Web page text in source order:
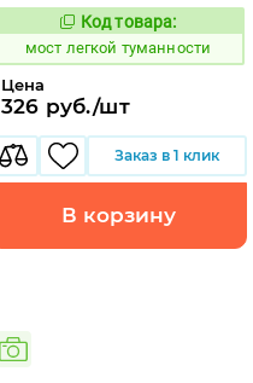
1021234
Код товара:
мост легкой туманности
Цена
326 руб./шт
Заказ в 1 клик
В корзину